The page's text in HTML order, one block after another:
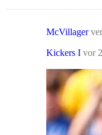
McVillager
Kickers I vor